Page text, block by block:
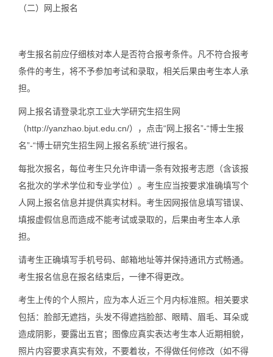
（二） 网上报名
考生报名前应仔细核对本人是否符合报考条件。凡不符合报考
条件的考生，将不予参加考试和录取，相关后果由考生本人承
担。
网上报名请登录北京工业大学研究生招生网
（http://yanzhao.bjut.edu.cn/），点击“网上报名”-“博士生报
名”-“博士研究生招生网上报名系统”进行报名。
每批次报名，每位考生只允许申请一条有效报考志愿（含该报
名批次的学术学位和专业学位）。考生应当按要求准确填写个
人网上报名信息并提供真实材料。考生因网报信息填写错误、
填报虚假信息而造成不能考试或录取的，后果由考生本人承
担。
请考生正确填写手机号码、邮箱地址等并保持通讯方式畅通。
考生报名信息在报名结束后，一律不得更改。
考生上传的个人照片，应为本人近三个月内标准照。相关要求
包括：脸部无遮挡，头发不得遮挡脸部、眼睛、眉毛、耳朵或
造成阴影，要露出五官；图像应真实表达考生本人近期相貌，
照片内容要求真实有效，不要着妆，不得做任何修改（如不得